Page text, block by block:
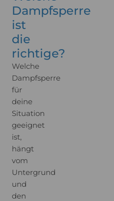
Dampfsperre
ist
die
richtige?
Welche
Dampfsperre
für
deine
Situation
geeignet
ist,
hängt
vom
Untergrund
und
den